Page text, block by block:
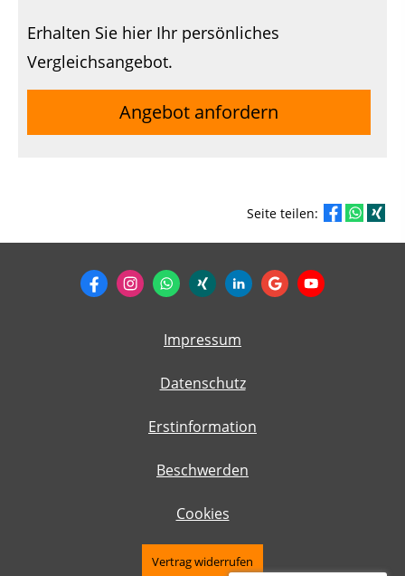
Erhalten Sie hier Ihr persönliches
Vergleichsangebot.
Angebot anfordern
Seite teilen:
Impressum
Datenschutz
Erstinformation
Beschwerden
Cookies
Vertrag widerrufen